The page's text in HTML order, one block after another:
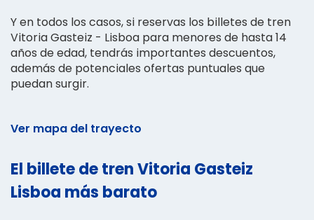
Y en todos los casos, si reservas los billetes de tren
Vitoria Gasteiz - Lisboa para menores de hasta 14
años de edad, tendrás importantes descuentos,
además de potenciales ofertas puntuales que
puedan surgir.
Ver mapa del trayecto
El billete de tren Vitoria Gasteiz
Lisboa más barato